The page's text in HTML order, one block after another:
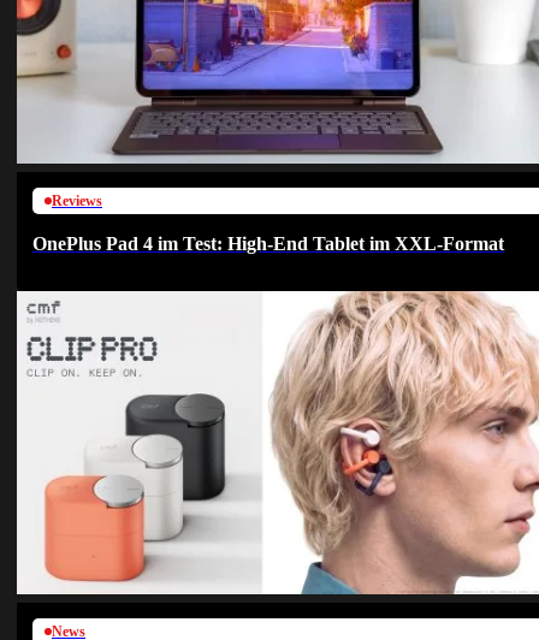
Reviews
OnePlus Pad 4 im Test: High-End Tablet im XXL-Format
News